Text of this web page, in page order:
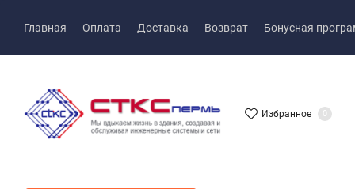
Главная Оплата Доставка Возврат Бонусная
Избранное 0